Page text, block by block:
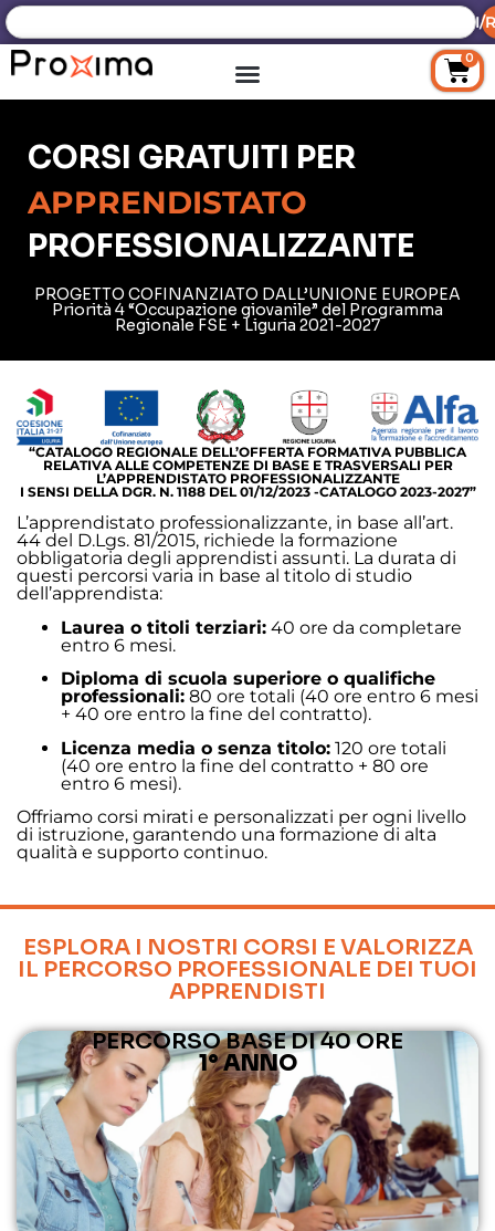
ACCEDI/
0
CORSI GRATUITI PER
APPRENDISTATO
PROFESSIONALIZZANTE
PROGETTO COFINANZIATO DALL’UNIONE EUROPEA
Priorità 4 “Occupazione giovanile” del Programma
Regionale FSE + Liguria 2021-2027
“CATALOGO REGIONALE DELL’OFFERTA FORMATIVA PUBBLICA
RELATIVA ALLE COMPETENZE DI BASE E TRASVERSALI PER
L’APPRENDISTATO PROFESSIONALIZZANTE
I SENSI DELLA DGR. N. 1188 DEL 01/12/2023 -CATALOGO 2023-2027”
L’apprendistato professionalizzante, in base all’art.
44 del D.Lgs. 81/2015, richiede la formazione
obbligatoria degli apprendisti assunti. La durata di
questi percorsi varia in base al titolo di studio
dell’apprendista:
Laurea o titoli terziari: 40 ore da completare
entro 6 mesi.
Diploma di scuola superiore o qualifiche
professionali: 80 ore totali (40 ore entro 6 mesi
+ 40 ore entro la fine del contratto).
Licenza media o senza titolo: 120 ore totali
(40 ore entro la fine del contratto + 80 ore
entro 6 mesi).
Offriamo corsi mirati e personalizzati per ogni livello
di istruzione, garantendo una formazione di alta
qualità e supporto continuo.
ESPLORA I NOSTRI CORSI E VALORIZZA
IL PERCORSO PROFESSIONALE DEI TUOI
APPRENDISTI
PERCORSO BASE DI 40 ORE
1° ANNO